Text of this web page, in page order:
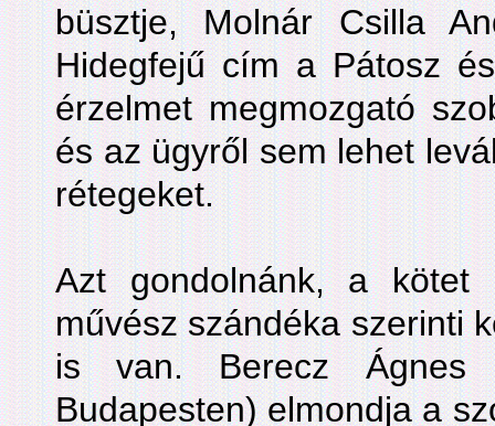
büsztje, Molnár Csilla
Hidegfejű cím a Pátosz
érzelmet megmozgató
és az ügyről sem lehet
rétegeket.
Azt gondolnánk, a kötet
művész szándéka szerinti
is van. Berecz Ágnes
Budapesten) elmondja a